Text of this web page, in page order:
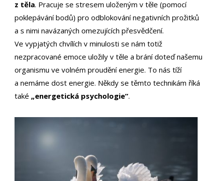
z těla. Pracuje se stresem uloženým v těle (pomocí
poklepávání bodů) pro odblokování negativních prožitků
a s nimi navázaných omezujících přesvědčení.
Ve vypjatých chvílích v minulosti se nám totiž
nezpracované emoce uložily v těle a brání doteď našemu
organismu ve volném proudění energie. To nás tíží
a nemáme dost energie. Někdy se těmto technikám říká
také „energetická psychologie“.